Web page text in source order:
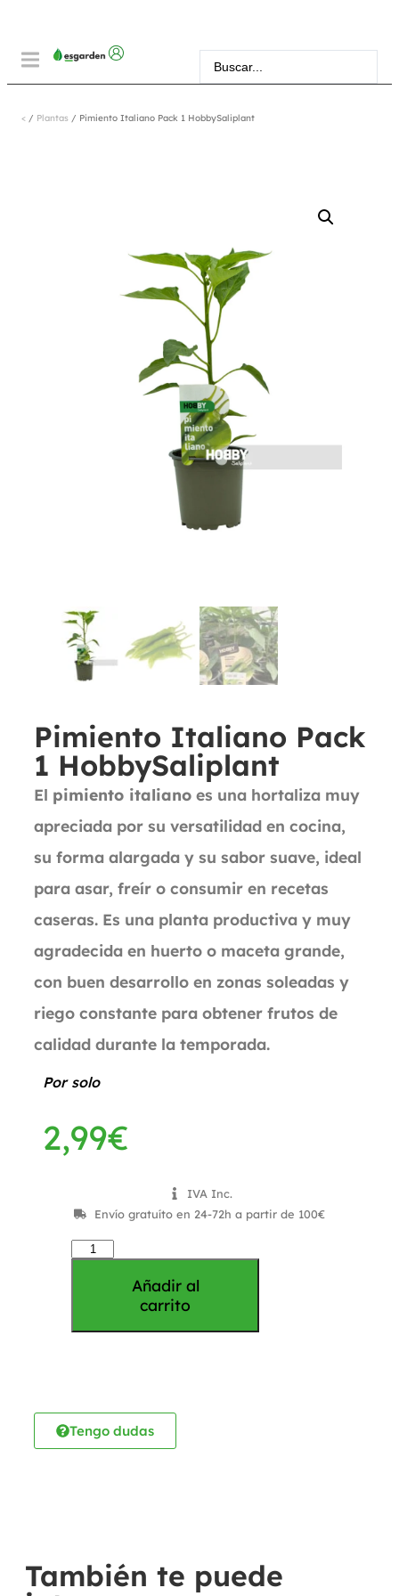
< / Plantas / Pimiento Italiano Pack 1 HobbySaliplant
Pimiento Italiano Pack
1 HobbySaliplant
El pimiento italiano es una hortaliza muy
apreciada por su versatilidad en cocina,
su forma alargada y su sabor suave, ideal
para asar, freír o consumir en recetas
caseras. Es una planta productiva y muy
agradecida en huerto o maceta grande,
con buen desarrollo en zonas soleadas y
riego constante para obtener frutos de
calidad durante la temporada.
Por solo
2,99€
IVA Inc.
Envío gratuíto en 24-72h a partir de 100€
Añadir al
carrito
Tengo dudas
También te puede